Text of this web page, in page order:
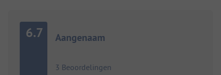
6.7 Aangenaam
3 Beoordelingen